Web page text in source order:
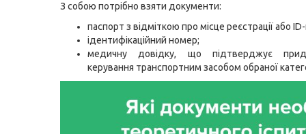
З собою потрібно взяти документи:
паспорт з відміткою про місце реєстрації або
ідентифікаційний номер;
медичну довідку, що підтверджує
керування транспортним засобом обраної